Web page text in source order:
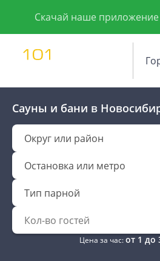
Скачай наше
Сауны и бани в
Округ или район
Остановка или метро
Тип парной
Цена за час:от 1 до